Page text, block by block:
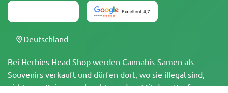
Bei Herbies Head Shop werden Cannabis-Samen als
Souvenirs verkauft und dürfen dort, wo sie illegal sind,
nicht zum Keimen gebracht werden. Mit dem Kauf
Deutschland